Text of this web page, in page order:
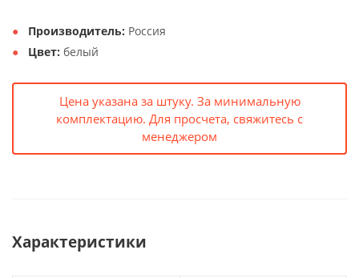
Производитель: Россия
Цвет: белый
Цена указана за штуку. За минимальную
комплектацию. Для просчета, свяжитесь с
менеджером
Характеристики